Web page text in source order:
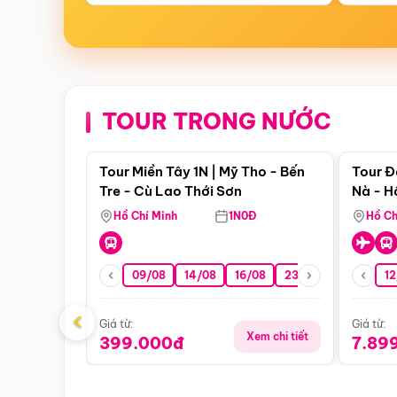
TOUR TRONG NƯỚC
Điểm nổi bật
Tour Miền Tây 1N | Mỹ Tho - Bến
Tre - Cù Lao Thới Sơn
Hồ Chí Minh 1N0Đ
09/08 14/08 16/08 23/08 30/08
Giá từ:
399.000đ Xem chi tiết
Tour
Nà -
Nha
Hồ
Giá từ:
‹